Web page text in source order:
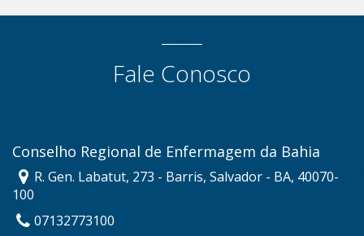
Fale Conosco
Conselho Regional de Enfermagem da Bahia
R. Gen. Labatut, 273 - Barris, Salvador - BA, 40070-
100
07132773100